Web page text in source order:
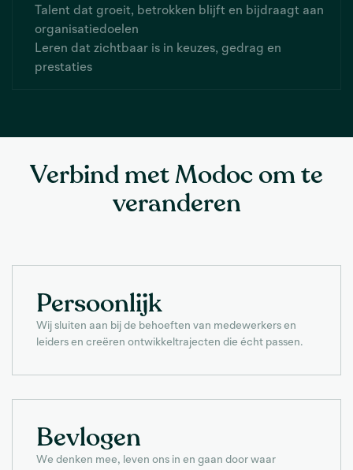
Talent dat groeit, betrokken blijft en bijdraagt aan
organisatiedoelen
Leren dat zichtbaar is in keuzes, gedrag en
prestaties
Verbind met Modoc om te
veranderen
Persoonlijk
Wij sluiten aan bij de behoeften van medewerkers en
leiders en creëren ontwikkeltrajecten die écht passen.
Bevlogen
We denken mee, leven ons in en gaan door waar